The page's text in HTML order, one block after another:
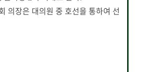
의장은 대의원 중 호선을 통하여 선